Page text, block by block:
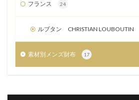
フランス 24
ルブタン CHRISTIAN LOUBOUTIN
素材別メンズ財布 17